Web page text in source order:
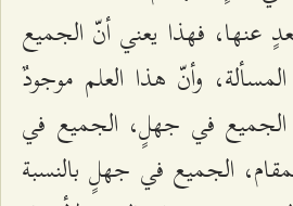
عنها، فهذا يعني أنّ الجميع
وأنّ هذا العلم موجودٌ
الجميع في جهلٍ، الجميع في
الجميع في جهلٍ بالنسبة